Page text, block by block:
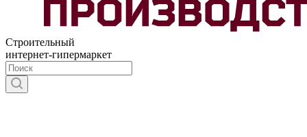
Строительный
интернет-гипермаркет